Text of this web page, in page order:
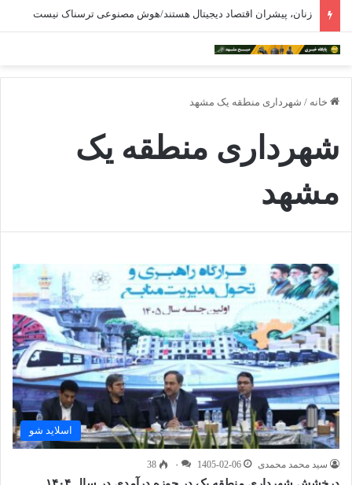
زنان، پیشران اقتصاد دیجیتال هستند/هوش مصنوعی ترسناک نیست
خانه / شهرداری منطقه یک مشهد
شهرداری منطقه یک
مشهد
اسلاید شو
سید محمد محمدی 1405-02-06 ۰ 38